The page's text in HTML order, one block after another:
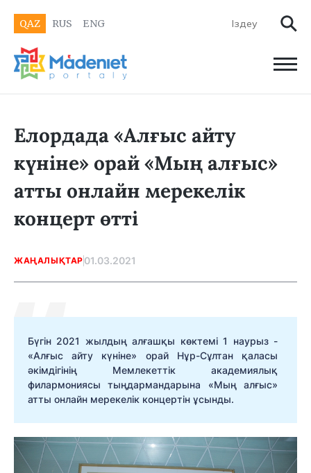
QAZ RUS ENG
Елордада «Алғыс айту
күніне» орай «Мың алғыс»
атты онлайн мерекелік
концерт өтті
ЖАҢАЛЫҚТАР 01.03.2021
Бүгін 2021 жылдың алғашқы көктемі 1 наурыз -
«Алғыс айту күніне» орай Нұр-Сұлтан қаласы
әкімдігінің Мемлекеттік академиялық
филармониясы тыңдармандарына «Мың алғыс»
атты онлайн мерекелік концертін ұсынды.